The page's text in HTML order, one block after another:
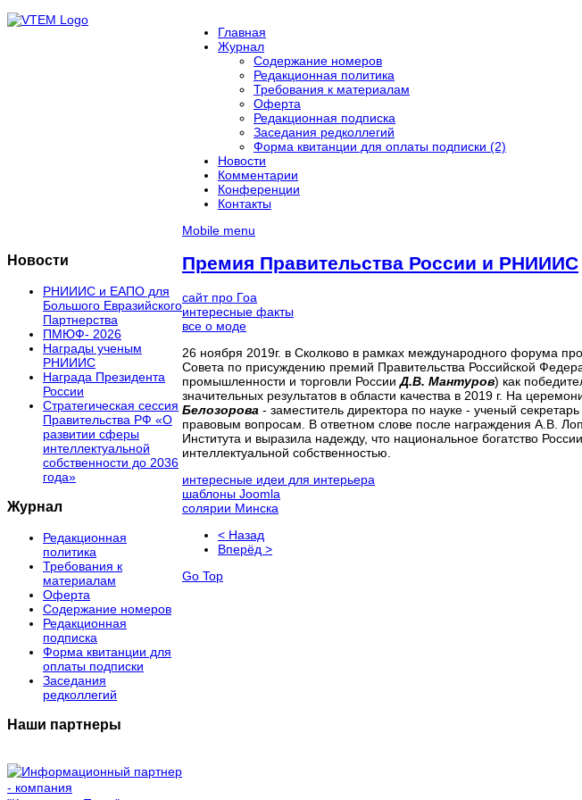
Главная
Журнал
Содержание номеров
Редакционная политика
Требования к материалам
Оферта
Редакционная подписка
Заседания редколлегий
Форма квитанции для оплаты подписки (2)
Новости
Комментарии
Конференции
Контакты
Mobile menu
Новости
РНИИИС и ЕАПО для
Большого Евразийского
Партнерства
ПМЮФ- 2026
Награды ученым
РНИИИС
Награда Президента
России
Стратегическая сессия
Правительства РФ «О
развитии сферы
интеллектуальной
собственности до 2036
года»
Журнал
Редакционная
политика
Требования к
материалам
Оферта
Содержание номеров
Редакционная
подписка
Форма квитанции для
оплаты подписки
Заседания
редколлегий
Наши партнеры
Премия Правительства России и РНИИИС
сайт про Гоа
интересные факты
все о моде
26 ноября 2019г. в Сколково в рамках международного форума
Совета по присуждению премий Правительства Российской
промышленности и торговли РоссииД.В. Мантуров) как
значительных результатов в области качества в 2019 г. На
Белозорова - заместитель директора по науке - ученый секретарь
правовым вопросам. В ответном слове после награждения А.В.
Института и выразила надежду, что национальное богатство
интеллектуальной собственностью.
интересные идеи для интерьера
шаблоны Joomla
солярии Минска
< Назад
Вперёд >
Go Top